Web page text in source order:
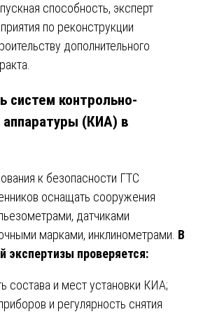
способность, эксперт
по реконструкции
дополнительного
систем контрольно-
аппаратуры (КИА) в
к безопасности ГТС
оснащать сооружения
датчиками
марками, инклинометрами. В
экспертизы проверяется:
состава и мест установки КИА;
и регулярность снятия